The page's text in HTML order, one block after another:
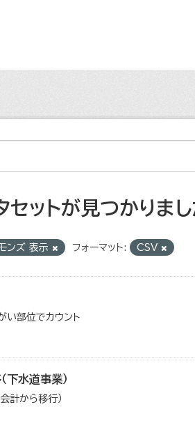
ットが見つかりまし
モンズ 表示 フォーマット: CSV
い部位でカウント
下水道事業）
計から移行）